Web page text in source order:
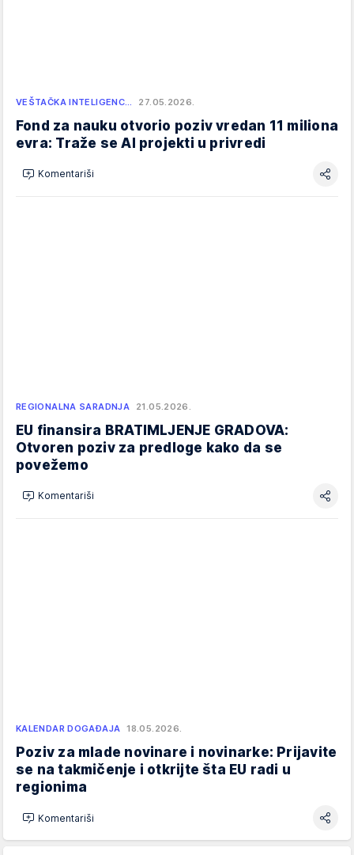
VEŠTAČKA INTELIGENC… 27.05.2026.
Fond za nauku otvorio poziv vredan 11 miliona
evra: Traže se AI projekti u privredi
Komentariši
REGIONALNA SARADNJA 21.05.2026.
EU finansira BRATIMLJENJE GRADOVA:
Otvoren poziv za predloge kako da se
povežemo
Komentariši
KALENDAR DOGAĐAJA 18.05.2026.
Poziv za mlade novinare i novinarke: Prijavite
se na takmičenje i otkrijte šta EU radi u
regionima
Komentariši